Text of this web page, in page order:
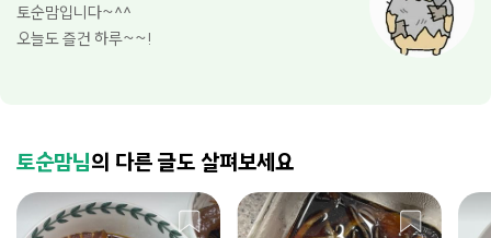
토순맘입니다~^^
오늘도 즐건 하루~~!
토순맘님의 다른 글도 살펴보세요